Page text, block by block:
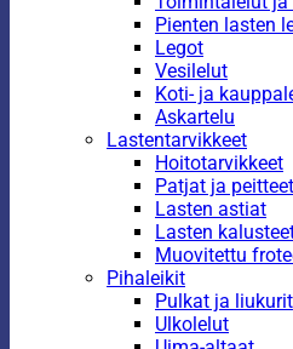
Pienten lasten
Legot
Vesilelut
Koti- ja
Askartelu
Lastentarvikkeet
Hoitotarvikkeet
Patjat ja peitteet
Lasten astiat
Lasten
Muovitettu
Pihaleikit
Pulkat ja liukurit
Ulkolelut